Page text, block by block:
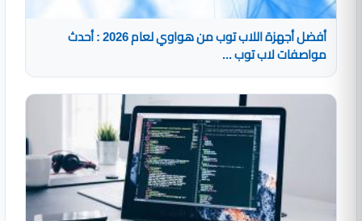
أفضل أجهزة اللاب توب من هواوي لعام 2026 : أحدث
مواصفات لاب توب ...